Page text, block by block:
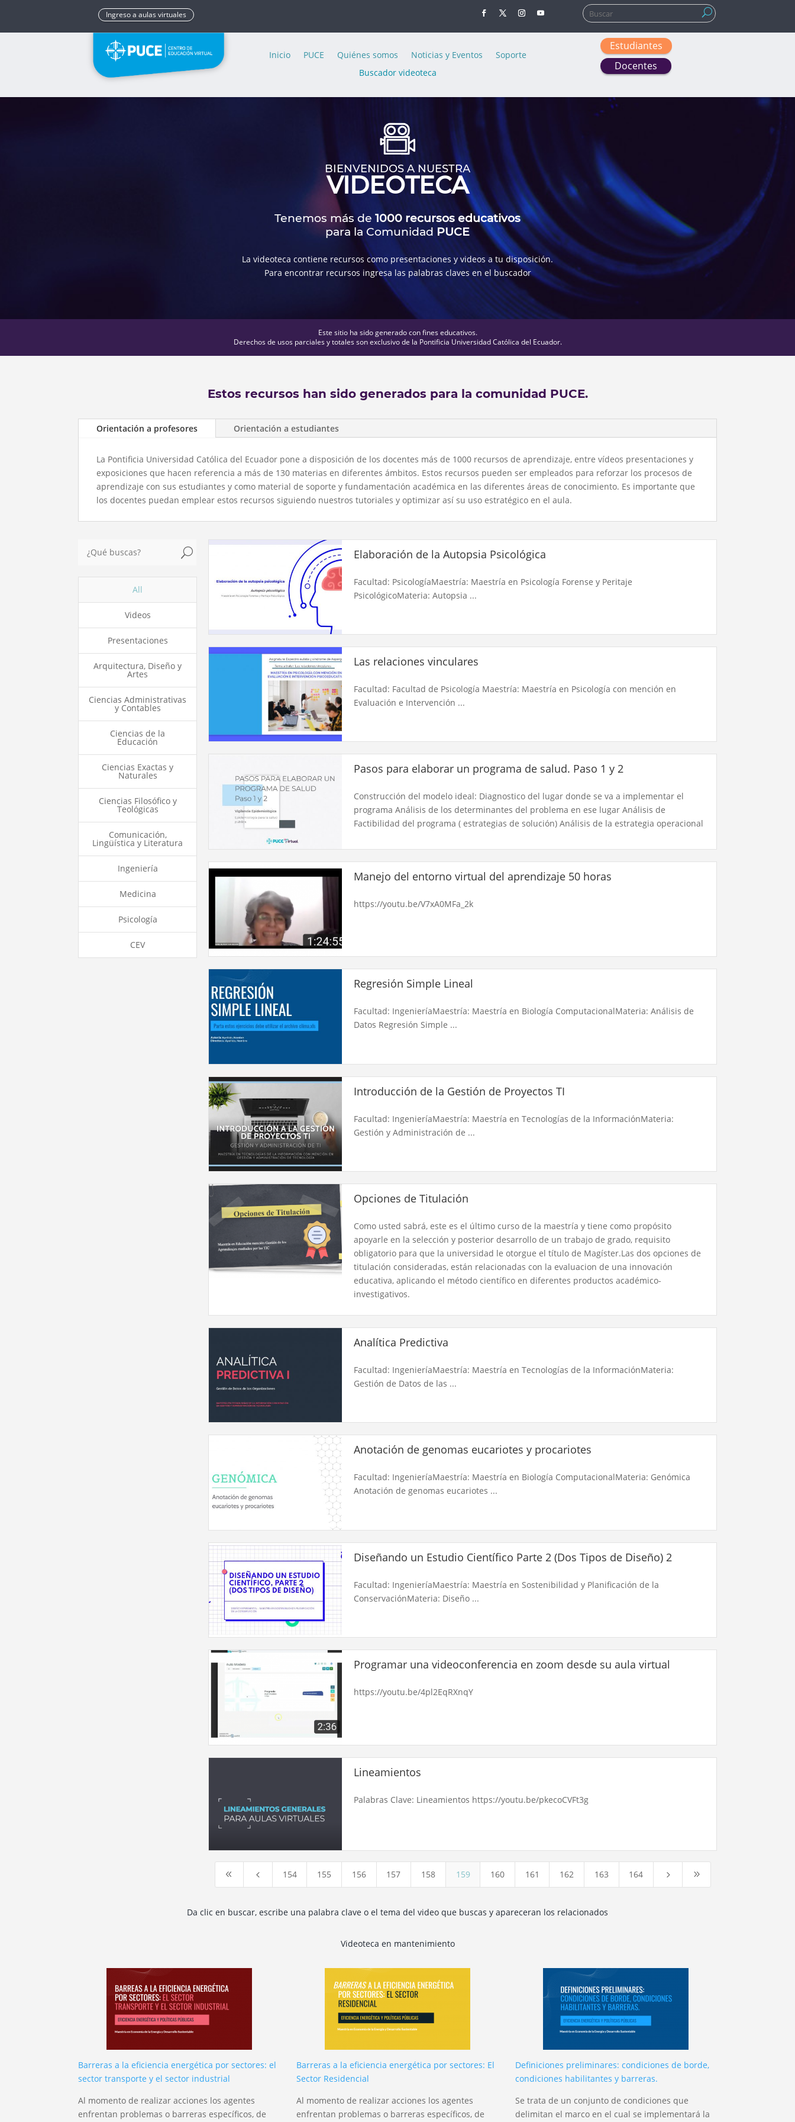
Ingreso a aulas virtuales Buscar:
Inicio PUCE Quiénes somos Noticias y Eventos
Soporte
Buscador videoteca
Estudiantes
Docentes
BIENVENIDOS A NUESTRA
VIDEOTECA
Tenemos más de 1000 recursos educativos
para la Comunidad PUCE
La videoteca contiene recursos como presentaciones y videos a tu disposición.
Para encontrar recursos ingresa las palabras claves en el buscador
Este sitio ha sido generado con fines educativos.
Derechos de usos parciales y totales son exclusivo de la Pontificia Universidad Católica del Ecuador.
Estos recursos han sido generados para la comunidad PUCE.
Orientación a profesores Orientación a estudiantes
La Pontificia Universidad Católica del Ecuador pone a disposición de los docentes más de 1000 recursos de aprendizaje, entre vídeos presentaciones y
exposiciones que hacen referencia a más de 130 materias en diferentes ámbitos. Estos recursos pueden ser empleados para reforzar los procesos de
aprendizaje con sus estudiantes y como material de soporte y fundamentación académica en las diferentes áreas de conocimiento. Es importante que
los docentes puedan emplear estos recursos siguiendo nuestros tutoriales y optimizar así su uso estratégico en el aula.
U
All
Videos
Presentaciones
Arquitectura, Diseño y
Artes
Ciencias Administrativas
y Contables
Ciencias de la
Educación
Ciencias Exactas y
Naturales
Ciencias Filosófico y
Teológicas
Comunicación,
Lingüística y Literatura
Ingeniería
Medicina
Psicología
CEV
Elaboración de la Autopsia Psicológica
Facultad: PsicologíaMaestría: Maestría en Psicología Forense y Peritaje
PsicológicoMateria: Autopsia ...
Las relaciones vinculares
Facultad: Facultad de Psicología Maestría: Maestría en Psicología con mención en
Evaluación e Intervención ...
Pasos para elaborar un programa de salud. Paso 1 y 2
Construcción del modelo ideal: Diagnostico del lugar donde se va a implementar el
programa Análisis de los determinantes del problema en ese lugar Análisis de
Factibilidad del programa ( estrategias de solución) Análisis de la estrategia operacional
Manejo del entorno virtual del aprendizaje 50 horas
https://youtu.be/V7xA0MFa_2k
Regresión Simple Lineal
Facultad: IngenieríaMaestría: Maestría en Biología ComputacionalMateria: Análisis de
Datos Regresión Simple ...
Introducción de la Gestión de Proyectos TI
Facultad: IngenieríaMaestría: Maestría en Tecnologías de la InformaciónMateria:
Gestión y Administración de ...
Opciones de Titulación
Como usted sabrá, este es el último curso de la maestría y tiene como propósito
apoyarle en la selección y posterior desarrollo de un trabajo de grado, requisito
obligatorio para que la universidad le otorgue el título de Magíster.​Las dos opciones de
titulación consideradas, están relacionadas con la evaluacion de una innovación
educativa, aplicando el método científico en diferentes productos académico-
investigativos.
Analítica Predictiva
Facultad: IngenieríaMaestría: Maestría en Tecnologías de la InformaciónMateria:
Gestión de Datos de las ...
Anotación de genomas eucariotes y procariotes
Facultad: IngenieríaMaestría: Maestría en Biología ComputacionalMateria: Genómica
Anotación de genomas eucariotes ...
Diseñando un Estudio Científico Parte 2 (Dos Tipos de Diseño) 2
Facultad: IngenieríaMaestría: Maestría en Sostenibilidad y Planificación de la
ConservaciónMateria: Diseño ...
Programar una videoconferencia en zoom desde su aula virtual
https://youtu.be/4pl2EqRXnqY
Lineamientos
Palabras Clave: Lineamientos https://youtu.be/pkecoCVFt3g
8 4 154 155 156 157 158 159 160 161 162 163 164 5 9
Da clic en buscar, escribe una palabra clave o el tema del video que buscas y apareceran los relacionados
Videoteca en mantenimiento
Barreras a la eficiencia energética por sectores: el
sector transporte y el sector industrial
Al momento de realizar acciones los agentes
enfrentan problemas o barreras específicos, de
Barreras a la eficiencia energética por sectores: El
Sector Residencial
Al momento de realizar acciones los agentes
enfrentan problemas o barreras específicos, de
Definiciones preliminares: condiciones de borde,
condiciones habilitantes y barreras.
Se trata de un conjunto de condiciones que
delimitan el marco en el cual se implementará la